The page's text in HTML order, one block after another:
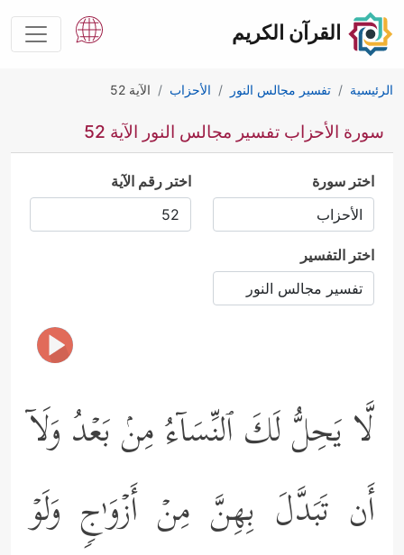
القرآن الكريم
الرئيسية تفسير مجالس النور الأحزاب الآية 52
سورة الأحزاب تفسير مجالس النور الآية 52
اختر سورة اختر رقم الآية
اختر التفسير
لَّا یَحِلُّ لَكَ ٱلنِّسَاۤءُ مِنۢ بَعۡدُ وَلَاۤ
أَن تَبَدَّلَ بِهِنَّ مِنۡ أَزۡوَ ٰ⁠جࣲ وَلَوۡ